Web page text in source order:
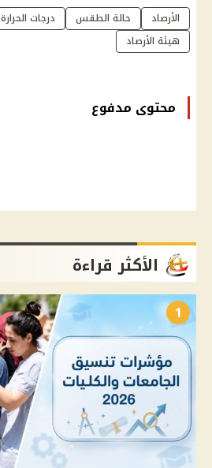
الأرصاد حالة الطقس درجات الحرارة
هيئة الأرصاد
محتوى مدفوع
الأكثر قراءة
1